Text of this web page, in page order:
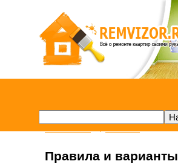
Правила и варианты